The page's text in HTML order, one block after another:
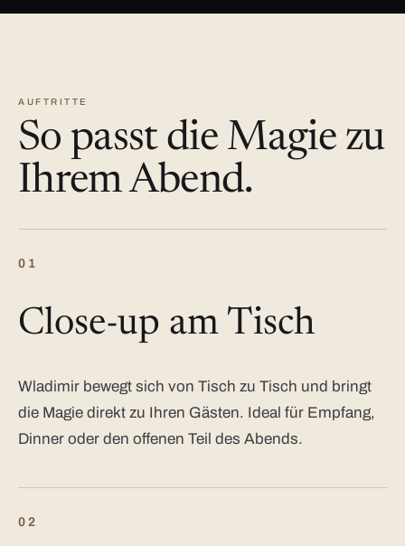
AUFTRITTE
So passt die Magie zu
Ihrem Abend.
01
Close-up am Tisch
Wladimir bewegt sich von Tisch zu Tisch und bringt
die Magie direkt zu Ihren Gästen. Ideal für Empfang,
Dinner oder den offenen Teil des Abends.
02